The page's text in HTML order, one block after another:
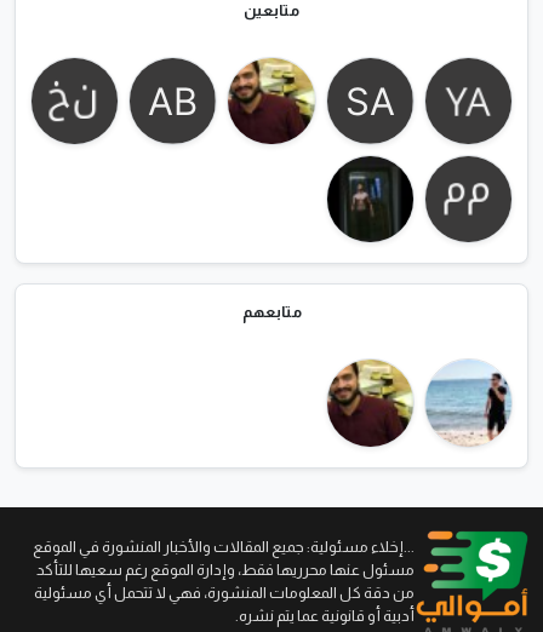
متابعين
متابعهم
...إخلاء مسئولية: جميع المقالات والأخبار المنشورة في الموقع
مسئول عنها محرريها فقط، وإدارة الموقع رغم سعيها للتأكد
من دقة كل المعلومات المنشورة، فهي لا تتحمل أي مسئولية
أدبية أو قانونية عما يتم نشره.